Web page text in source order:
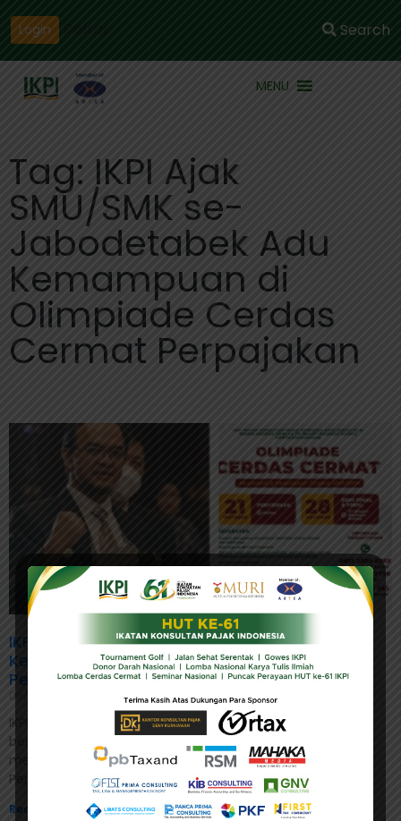
Login Search
MENU
Tag: IKPI Ajak
SMU/SMK se-
Jabodetabek Adu
Kemampuan di
Olimpiade Cerdas
Cermat Perpajakan
IKPI Ajak SMU/SMK se-Jabodetabek Adu
Kemampuan di Olimpiade Cerdas Cermat
Perpajakan
06/10/2023
IKPI, Jakarta: Ikatan Konsultan Pajak Indonesia (IKPI)
berkolaborasi dengan STIE Tribhakti Business School Bekasi
menggelar Olimpiade Cerdas Cermat Akuntansi dan
Perpajakan. Kedau lembaga tersebut, mengajak
Read More »